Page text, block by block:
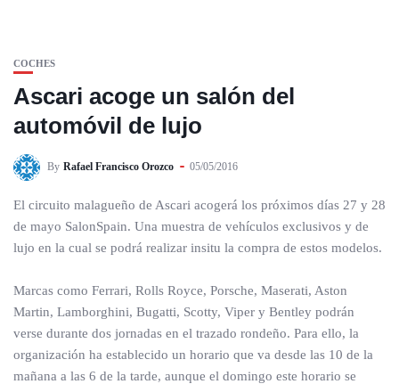
COCHES
Ascari acoge un salón del
automóvil de lujo
By Rafael Francisco Orozco 05/05/2016
El circuito malagueño de Ascari acogerá los próximos días 27 y 28
de mayo SalonSpain. Una muestra de vehículos exclusivos y de
lujo en la cual se podrá realizar insitu la compra de estos modelos.
Marcas como Ferrari, Rolls Royce, Porsche, Maserati, Aston
Martin, Lamborghini, Bugatti, Scotty, Viper y Bentley podrán
verse durante dos jornadas en el trazado rondeño. Para ello, la
organización ha establecido un horario que va desde las 10 de la
mañana a las 6 de la tarde, aunque el domingo este horario se